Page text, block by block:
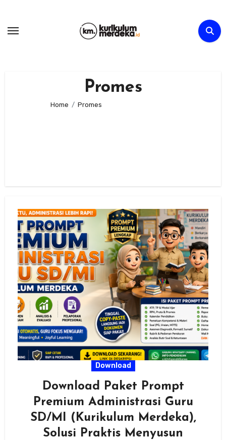
content
Promes
Home Promes
Download
Download Paket Prompt
Premium Administrasi Guru
SD/MI (Kurikulum Merdeka),
Solusi Praktis Menyusun